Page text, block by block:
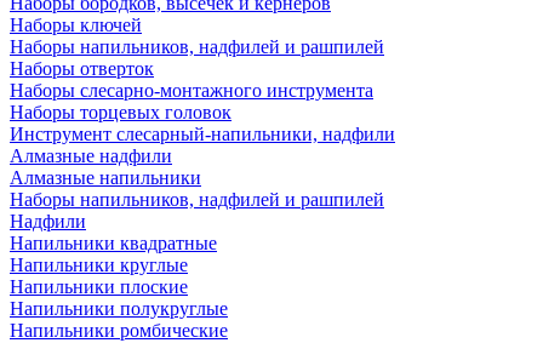
Наборы ключей
Наборы напильников, надфилей и рашпилей
Наборы отверток
Наборы слесарно-монтажного инструмента
Наборы торцевых головок
Инструмент слесарный-напильники, надфили
Алмазные надфили
Алмазные напильники
Наборы напильников, надфилей и рашпилей
Надфили
Напильники квадратные
Напильники круглые
Напильники плоские
Напильники полукруглые
Напильники ромбические